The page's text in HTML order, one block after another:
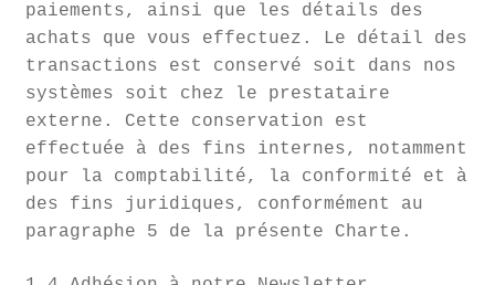
paiements, ainsi que les détails des
achats que vous effectuez. Le détail des
transactions est conservé soit dans nos
systèmes soit chez le prestataire
externe. Cette conservation est
effectuée à des fins internes, notamment
pour la comptabilité, la conformité et à
des fins juridiques, conformément au
paragraphe 5 de la présente Charte.